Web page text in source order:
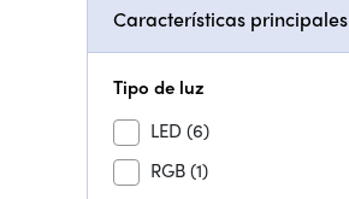
Características principales
Tipo de luz
LED (6)
RGB(1)